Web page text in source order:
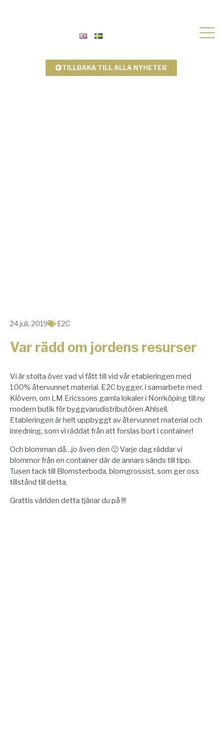
TILLBAKA TILL ALLA NYHETER
24 juli, 2019 E2C
Var rädd om jordens resurser
Vi är stolta över vad vi fått till vid vår etableringen med
100% återvunnet material. E2C bygger, i samarbete med
Klövern, om LM Ericssons gamla lokaler i Norrköping till ny
modern butik för byggvarudistributören Ahlsell.
Etableringen är helt uppbyggt av återvunnet material och
inredning, som vi räddat från att forslas bort i container!
Och blomman då…jo även den 🙂 Varje dag räddar vi
blommor från en container där de annars sänds till tipp.
Tusen tack till Blomsterboda, blomgrossist, som ger oss
tillstånd till detta.
Grattis världen detta tjänar du på !!!